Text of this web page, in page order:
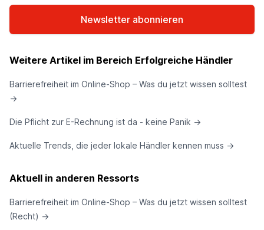
Newsletter abonnieren
Weitere Artikel im Bereich Erfolgreiche Händler
Barrierefreiheit im Online-Shop – Was du jetzt wissen solltest
→
Die Pflicht zur E-Rechnung ist da - keine Panik →
Aktuelle Trends, die jeder lokale Händler kennen muss →
Aktuell in anderen Ressorts
Barrierefreiheit im Online-Shop – Was du jetzt wissen solltest
(Recht) →